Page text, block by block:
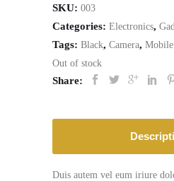
SKU: 003
Categories: Electronics,
Tags: Black, Camera, Mobile
Out of stock
Share:
Duis autem vel eum iriure